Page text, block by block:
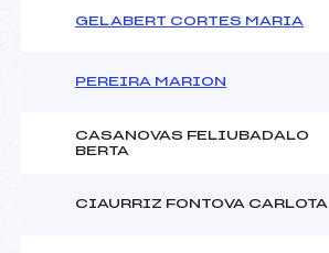
GELABERT CORTES MARIA
PEREIRA MARION
CASANOVAS FELIUBADALO
BERTA
CIAURRIZ FONTOVA CARLOTA